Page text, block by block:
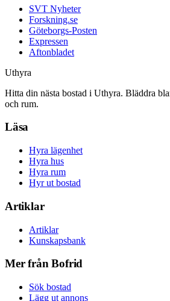
SVT Nyheter
Forskning.se
Göteborgs-Posten
Expressen
Aftonbladet
Uthyra
Hitta din nästa bostad i Uthyra. Bläddra
och rum.
Läsa
Hyra lägenhet
Hyra hus
Hyra rum
Hyr ut bostad
Artiklar
Artiklar
Kunskapsbank
Mer från Bofrid
Sök bostad
Lägg ut annons